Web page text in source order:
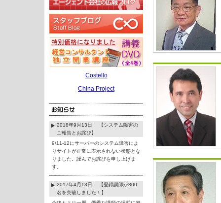
Costello
China Project
2018年9月13日 【システム障害の
ご報告とお詫び】
9/11-12にサーバーのシステム障害によ
りサイトが正常に表示されない状態とな
りました。謹んでお詫びを申し上げま
す。
2017年4月13日 【登録講師が800
名を突破しました！】